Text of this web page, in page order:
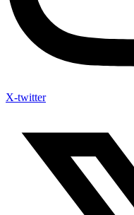
X-twitter